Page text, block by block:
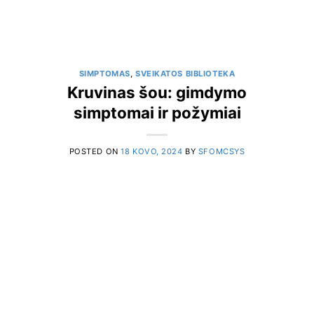
SIMPTOMAS, SVEIKATOS BIBLIOTEKA
Kruvinas šou: gimdymo
simptomai ir požymiai
POSTED ON18 KOVO, 2024 BY SFOMCSYS